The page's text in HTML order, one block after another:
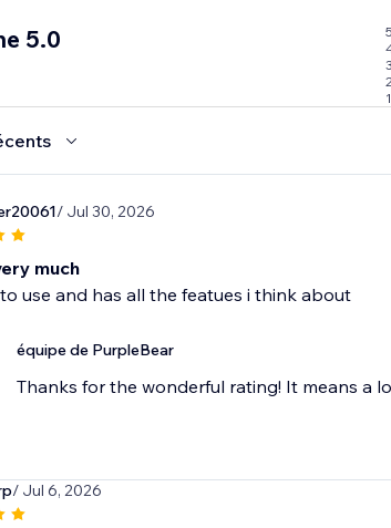
5.0 5
3
2
1
/ Jul 30, 2026
much
use and has all the featues i think about
équipe de PurpleBear
Thanks for the wonderful rating! It means a
/ Jul 6, 2026